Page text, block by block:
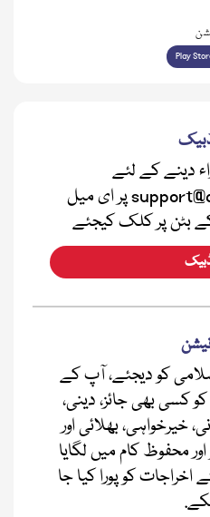
Play
دینے کے لئے
support@dawateislami.net پر ای میل
بٹن پر کلک کیجئے
کو دیجئے، آپ کے
کسی بھی جائز، دینی،
خیرخواہی، بھلائی اور
محفوظ کام میں لگایا
کو پورا کیا جا